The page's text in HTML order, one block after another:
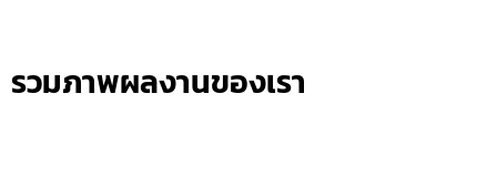
รวมภาพผลงานของเรา